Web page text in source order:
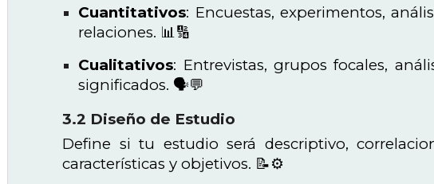
Cuantitativos: Encuestas, experimentos,
relaciones. 📊🔢
Cualitativos: Entrevistas, grupos focales,
significados. 🗣️💬
3.2 Diseño de Estudio
Define si tu estudio será descriptivo,
características y objetivos. 📝⚙️